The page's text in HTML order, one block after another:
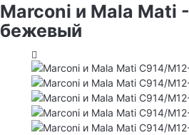
Marconi и Mala Mati
бежевый